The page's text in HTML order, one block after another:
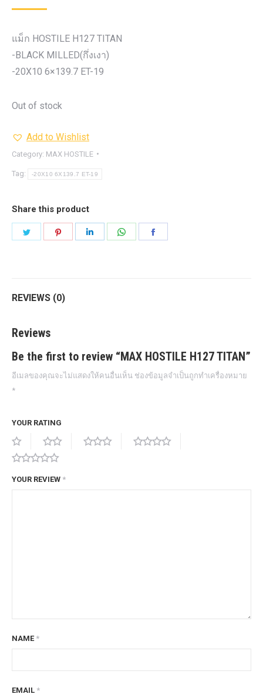
แม็ก HOSTILE H127 TITAN
-BLACK MILLED(กึ่งเงา)
-20X10 6×139.7 ET-19
Out of stock
Add to Wishlist
Category: MAX HOSTILE
Tag: -20X10 6X139.7 ET-19
Share this product
REVIEWS (0)
Reviews
Be the first to review “MAX HOSTILE H127 TITAN”
อีเมลของคุณจะไม่แสดงให้คนอื่นเห็น ช่องข้อมูลจำเป็นถูกทำเครื่องหมาย
*
YOUR RATING
YOUR REVIEW *
NAME *
EMAIL *